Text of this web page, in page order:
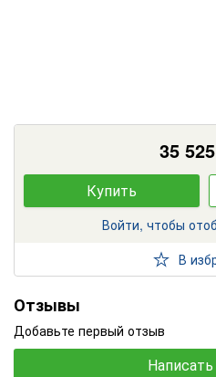
35 525
Купить
Войти, чтобы
В
Отзывы
Добавьте первый отзыв